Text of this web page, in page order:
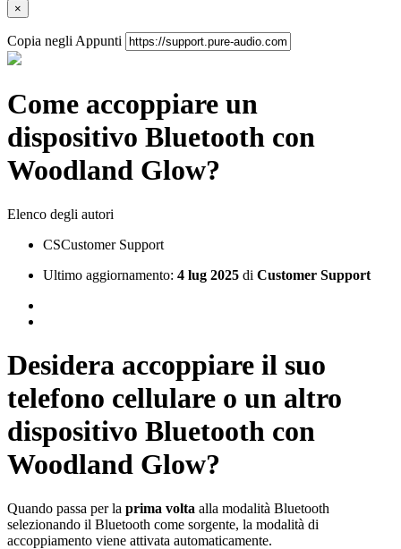
×
Copia negli Appunti
Come accoppiare un
dispositivo Bluetooth con
Woodland Glow?
Elenco degli autori
CSCustomer Support
Ultimo aggiornamento: 4 lug 2025 di Customer Support
Desidera accoppiare il suo
telefono cellulare o un altro
dispositivo Bluetooth con
Woodland Glow?
Quando passa per la prima volta alla modalità Bluetooth
selezionando il Bluetooth come sorgente, la modalità di
accoppiamento viene attivata automaticamente.